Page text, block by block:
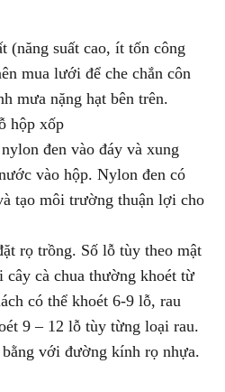
(năng suất cao, ít tốn công
mua lưới để che chắn côn
mưa nặng hạt bên trên.
hộp xốp
đen vào đáy và xung
vào hộp. Nylon đen có
tạo môi trường thuận lợi cho
rọ trồng. Số lỗ tùy theo mật
cà chua thường khoét từ
có thể khoét 6-9 lỗ, rau
9 – 12 lỗ tùy từng loại rau.
với đường kính rọ nhựa.